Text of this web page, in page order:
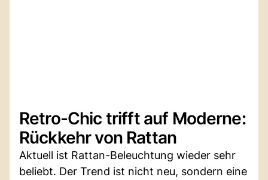
Retro-Chic trifft auf Moderne:
Rückkehr von Rattan
Aktuell ist Rattan-Beleuchtung wieder sehr
beliebt. Der Trend ist nicht neu, sondern eine